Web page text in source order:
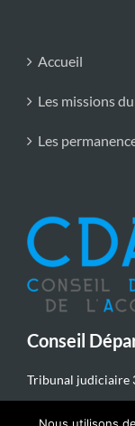
Accueil
Les missions
Les
Conseil
Tribunal judiciaire